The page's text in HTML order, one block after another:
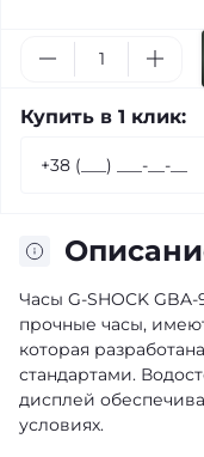
Купить в 1 клик:
Часы G-SHOCK
прочные часы,
которая
стандартами.
дисплей
условиях.